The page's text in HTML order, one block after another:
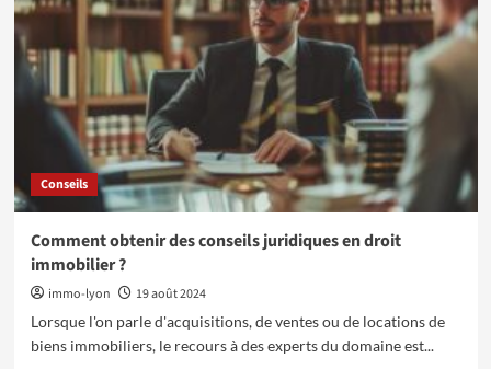
services
entreprise
de
désinsectisation
?
Conseils
Comment obtenir des conseils juridiques en droit
immobilier ?
immo-lyon
19 août 2024
Lorsque l'on parle d'acquisitions, de ventes ou de locations de
biens immobiliers, le recours à des experts du domaine est...